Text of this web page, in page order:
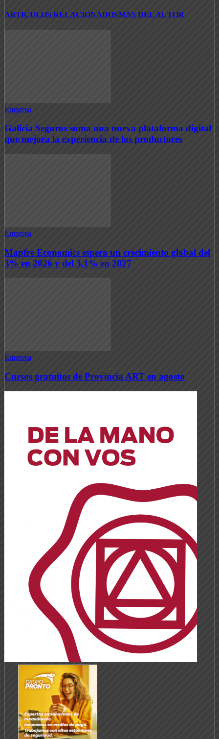
ARTICULOS RELACIONADOSMAS DEL AUTOR
Empresa
Galicia Seguros suma una nueva plataforma digital
que mejora la experiencia de los productores
Empresa
Mapfre Economics espera un crecimiento global del
3% en 2026 y del 3,1% en 2027
Empresa
Cursos gratuitos de Provincia ART en agosto